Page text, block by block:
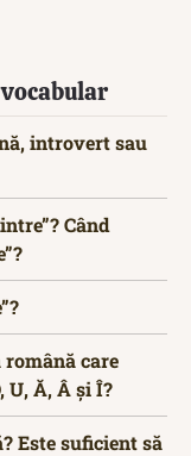
introvert sau
Când
care
U, Ă, Â și Î?
Este suficient să